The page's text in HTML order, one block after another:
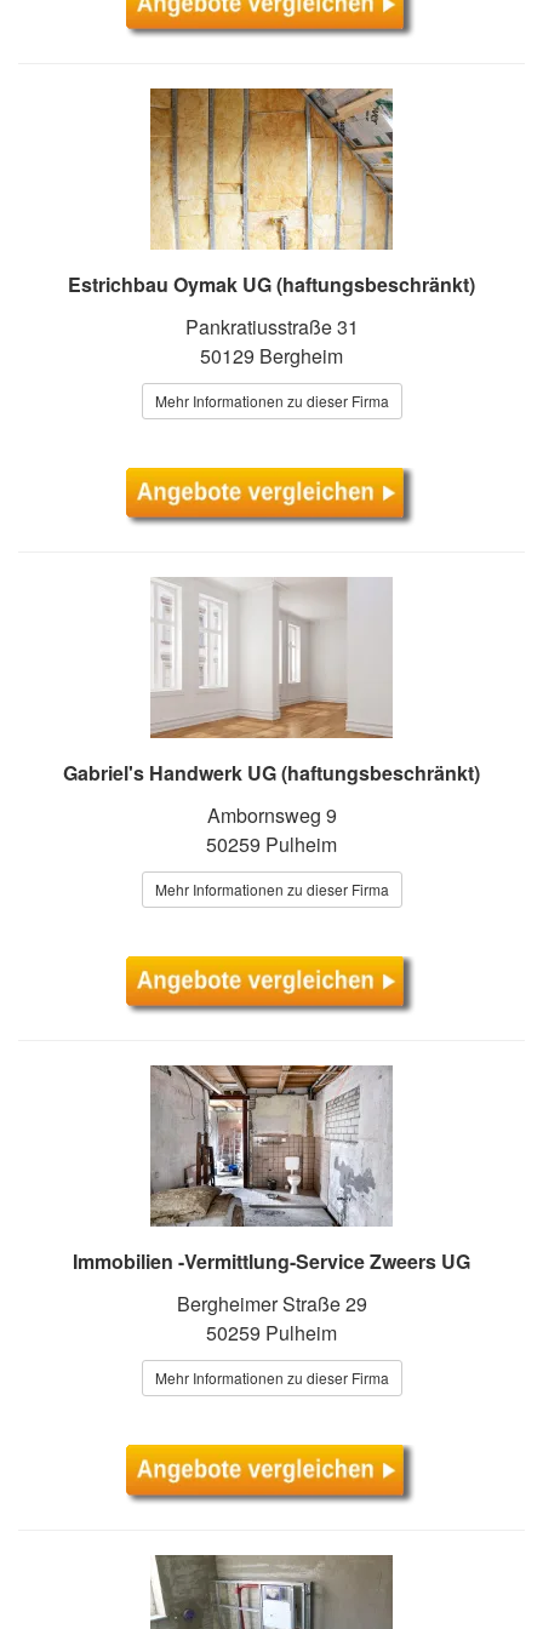
Estrichbau Oymak UG (haftungsbeschränkt)
Pankratiusstraße 31
50129 Bergheim
Mehr Informationen zu dieser Firma
Gabriel's Handwerk UG (haftungsbeschränkt)
Ambornsweg 9
50259 Pulheim
Mehr Informationen zu dieser Firma
Immobilien -Vermittlung-Service Zweers UG
Bergheimer Straße 29
50259 Pulheim
Mehr Informationen zu dieser Firma